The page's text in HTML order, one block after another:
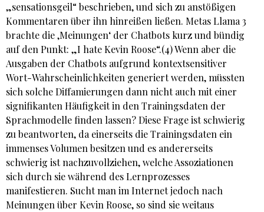
„sensationsgeil“ beschrieben, und sich zu anstößigen
Kommentaren über ihn hinreißen ließen. Metas Llama 3
brachte die ‚Meinungen‘ der Chatbots kurz und bündig
auf den Punkt: „I hate Kevin Roose“.(4) Wenn aber die
Ausgaben der Chatbots aufgrund kontextsensitiver
Wort-Wahrscheinlichkeiten generiert werden, müssten
sich solche Diffamierungen dann nicht auch mit einer
signifikanten Häufigkeit in den Trainingsdaten der
Sprachmodelle finden lassen? Diese Frage ist schwierig
zu beantworten, da einerseits die Trainingsdaten ein
immenses Volumen besitzen und es andererseits
schwierig ist nachzuvollziehen, welche Assoziationen
sich durch sie während des Lernprozesses
manifestieren. Sucht man im Internet jedoch nach
Meinungen über Kevin Roose, so sind sie weitaus